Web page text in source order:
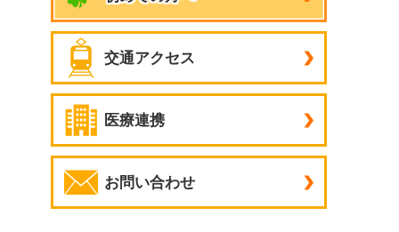
交通アクセス
医療連携
お問い合わせ